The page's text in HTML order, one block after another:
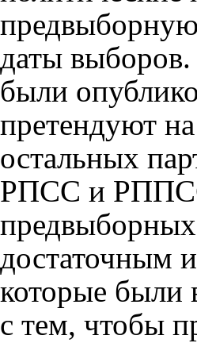
даты
были
претендуют
остальных
РПСС и
достаточным
которые были
с тем, чтобы